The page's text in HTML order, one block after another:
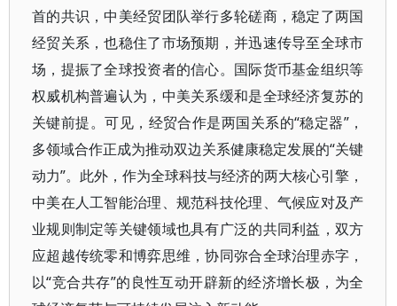
首的共识，中美经贸团队举行多轮磋商，稳定了两国
经贸关系，也稳住了市场预期，并迅速传导至全球市
场，提振了全球投资者的信心。国际货币基金组织等
权威机构普遍认为，中美关系缓和是全球经济复苏的
关键前提。可见，经贸合作是两国关系的“稳定器”，
多领域合作正成为推动双边关系健康稳定发展的“关键
动力”。此外，作为全球科技与经济的两大核心引擎，
中美在人工智能治理、规范科技伦理、气候应对及产
业规则制定等关键领域也具有广泛的共同利益，双方
应超越传统零和博弈思维，协同弥合全球治理赤字，
以“竞合共存”的良性互动开辟新的经济增长极，为全